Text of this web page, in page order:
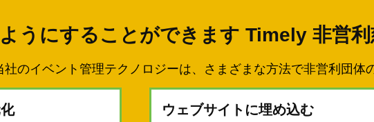
うにすることができます Timely 非営
社のイベント管理テクノロジーは、さまざまな方法で非営利団体
ウェブサイトに埋め込む